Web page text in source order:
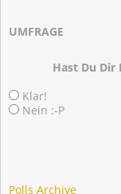
UMFRAGE
Hast Du Dir
Klar!
Nein :-P
Polls Archive